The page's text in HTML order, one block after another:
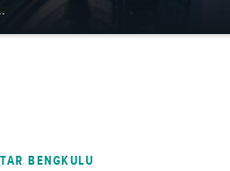
BENGKULU